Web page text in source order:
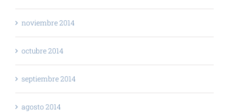
noviembre 2014
octubre 2014
septiembre 2014
agosto 2014